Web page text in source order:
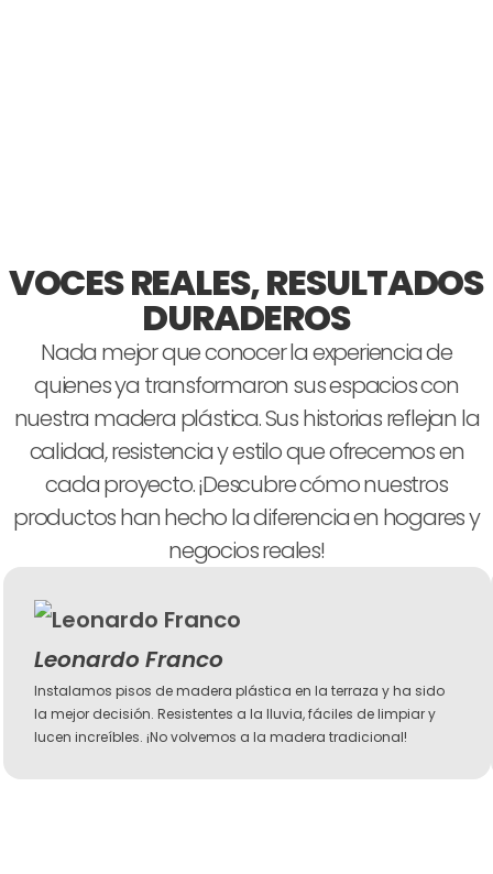
VOCES REALES, RESULTADOS
DURADEROS
Nada mejor que conocer la experiencia de
quienes ya transformaron sus espacios con
nuestra madera plástica. Sus historias reflejan la
calidad, resistencia y estilo que ofrecemos en
cada proyecto. ¡Descubre cómo nuestros
productos han hecho la diferencia en hogares y
negocios reales!
Leonardo Franco
Instalamos pisos de madera plástica en la terraza y ha sido
la mejor decisión. Resistentes a la lluvia, fáciles de limpiar y
lucen increíbles. ¡No volvemos a la madera tradicional!